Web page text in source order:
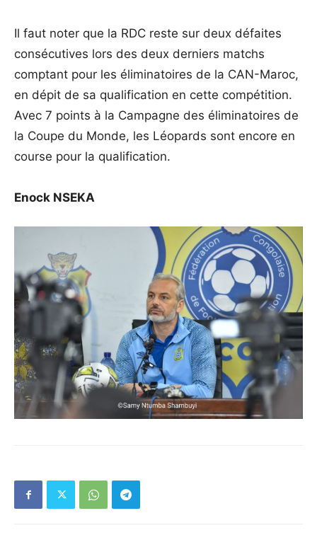
Il faut noter que la RDC reste sur deux défaites
consécutives lors des deux derniers matchs
comptant pour les éliminatoires de la CAN-Maroc,
en dépit de sa qualification en cette compétition.
Avec 7 points à la Campagne des éliminatoires de
la Coupe du Monde, les Léopards sont encore en
course pour la qualification.
Enock NSEKA